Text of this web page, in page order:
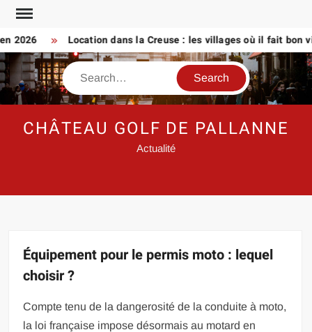
Skip
content
Location dans la Creuse : les villages où il fait bon vivre
Search
CHÂTEAU GOLF DE PALLANNE
Actualité
Équipement pour le permis moto : lequel
choisir ?
Compte tenu de la dangerosité de la conduite à moto,
la loi française impose désormais au motard en